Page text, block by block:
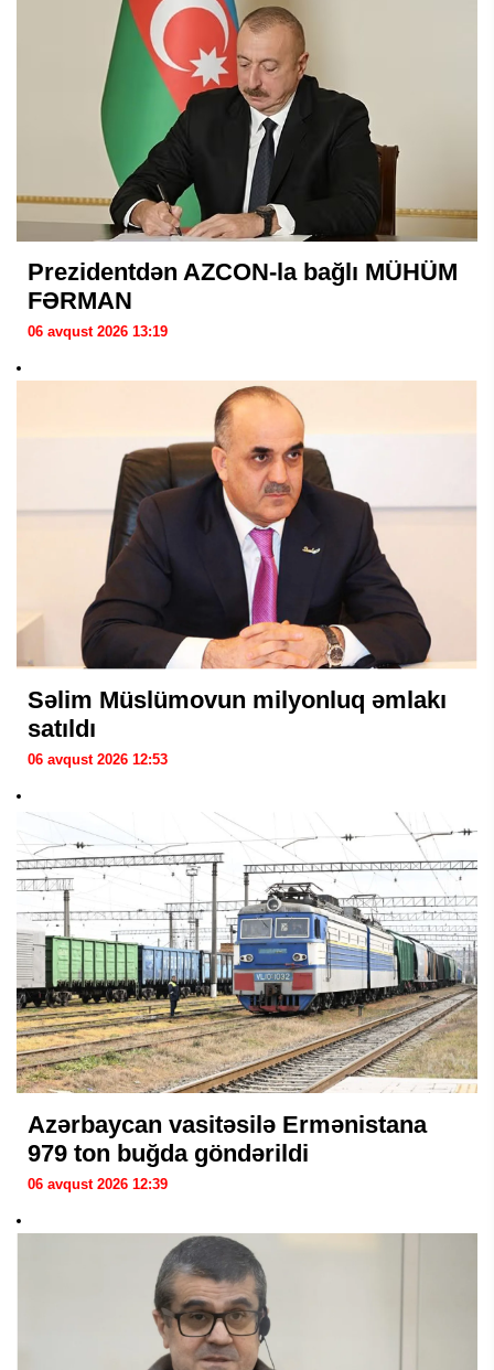
Prezidentdən AZCON-la bağlı MÜHÜM
FƏRMAN
06 avqust 2026 13:19
Səlim Müslümovun milyonluq əmlakı
satıldı
06 avqust 2026 12:53
Azərbaycan vasitəsilə Ermənistana
979 ton buğda göndərildi
06 avqust 2026 12:39